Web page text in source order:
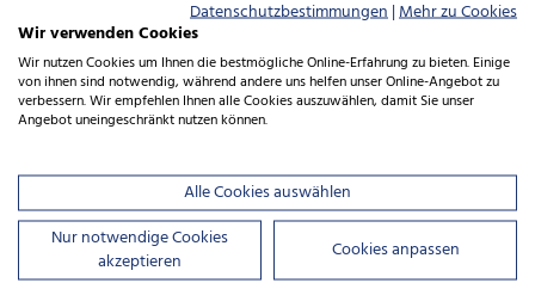
HMTG stellt als Gewinn ein Marketingpaket im Wert
von 5.000 Euro zur Verfügung, das individuell auf die
Bedürfnisse zugeschnitten wird.
Interessierte finden alle Infos unterwww.startup-
impuls.de
Datenschutzbestimmungen|Mehr zu Cookies
Wir verwenden Cookies
Wir nutzen Cookies um Ihnen die bestmögliche Online-Erfahrung zu bieten. Einige
von ihnen sind notwendig, während andere uns helfen unser Online-Angebot zu
verbessern. Wir empfehlen Ihnen alle Cookies auszuwählen, damit Sie unser
Angebot uneingeschränkt nutzen können.
Alle Cookies auswählen
Nur notwendige Cookies
akzeptieren
Cookies anpassen